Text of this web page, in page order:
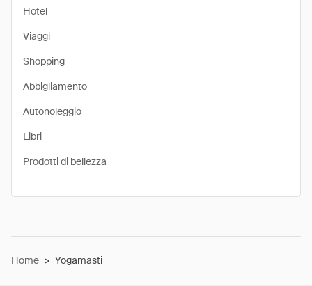
Hotel
Viaggi
Shopping
Abbigliamento
Autonoleggio
Libri
Prodotti di bellezza
Home > Yogamasti